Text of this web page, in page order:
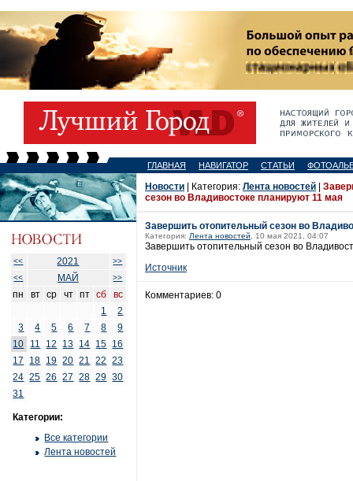
ГЛАВНАЯ НАВИГАТОР СТАТЬИ
<< 2021
>>
<<
МАЙ >>
пн вт ср чт пт сб
вс
1
2
3
4 5 6 7 8
9
10
11 12 13 14 15 16
17
18 19 20 21 22
23
24 25 26 27 28 29 30
31
Категории:
Все категории
Лента новостей
Новости | Категория: Лента новостей
сезон во Владивостоке планируют 11 мая
Завершить отопительный сезон во
Категория: Лента новостей , 10 мая 2021, 04:07
Завершить отопительный сезон во
Источник
Комментариев: 0